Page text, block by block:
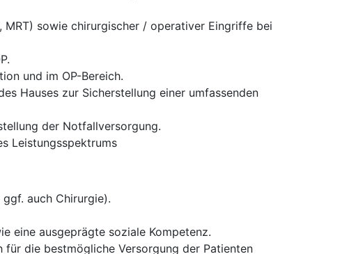
sowie chirurgischer / operativer Eingriffe bei
und im OP-Bereich.
Hauses zur Sicherstellung einer umfassenden
der Notfallversorgung.
Leistungsspektrums
auch Chirurgie).
eine ausgeprägte soziale Kompetenz.
die bestmögliche Versorgung der Patienten